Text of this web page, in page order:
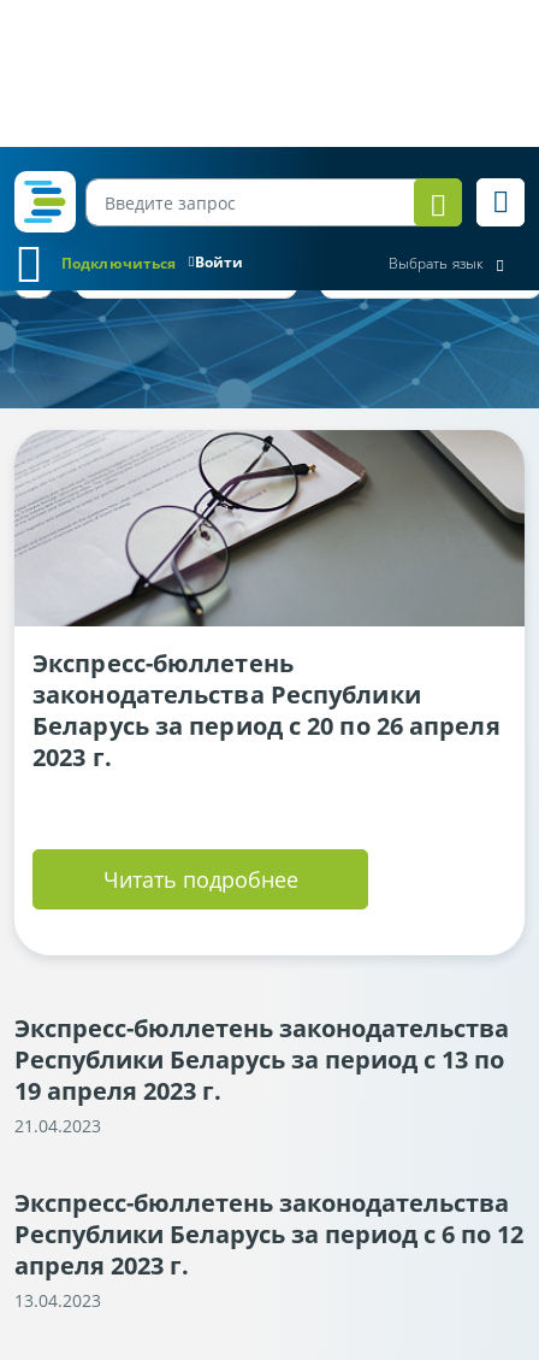
Обзор законодательства
Все месяцы
Экспресс-бюллетень
законодательства Республики
Беларусь за период с 20 по 26 апреля
2023 г.
Читать подробнее
Экспресс-бюллетень законодательства
Республики Беларусь за период с 13 по
19 апреля 2023 г.
21.04.2023
Экспресс-бюллетень законодательства
Республики Беларусь за период с 6 по 12
апреля 2023 г.
13.04.2023